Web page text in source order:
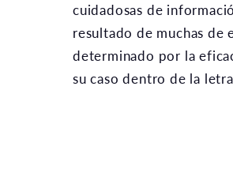
cuidadosas de
resultado de muchas de
determinado por la
su caso dentro de la